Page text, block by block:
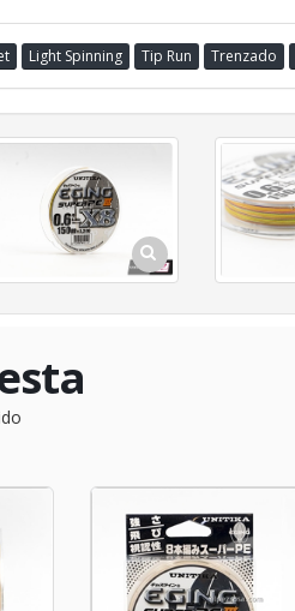
Light Spinning Tip Run Trenzado